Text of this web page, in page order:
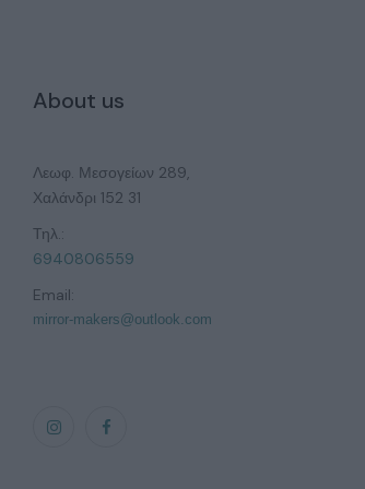
About us
Λεωφ. Μεσογείων 289,
Χαλάνδρι 152 31
Τηλ.:
6940806559
Email:
mirror-makers@outlook.com